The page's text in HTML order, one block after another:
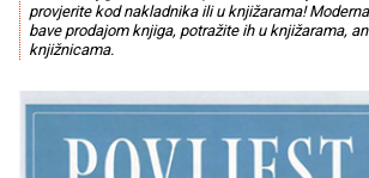
provjerite kod nakladnika ili u knjižarama!
bave prodajom knjiga, potražite ih u knjižarama,
knjižnicama.